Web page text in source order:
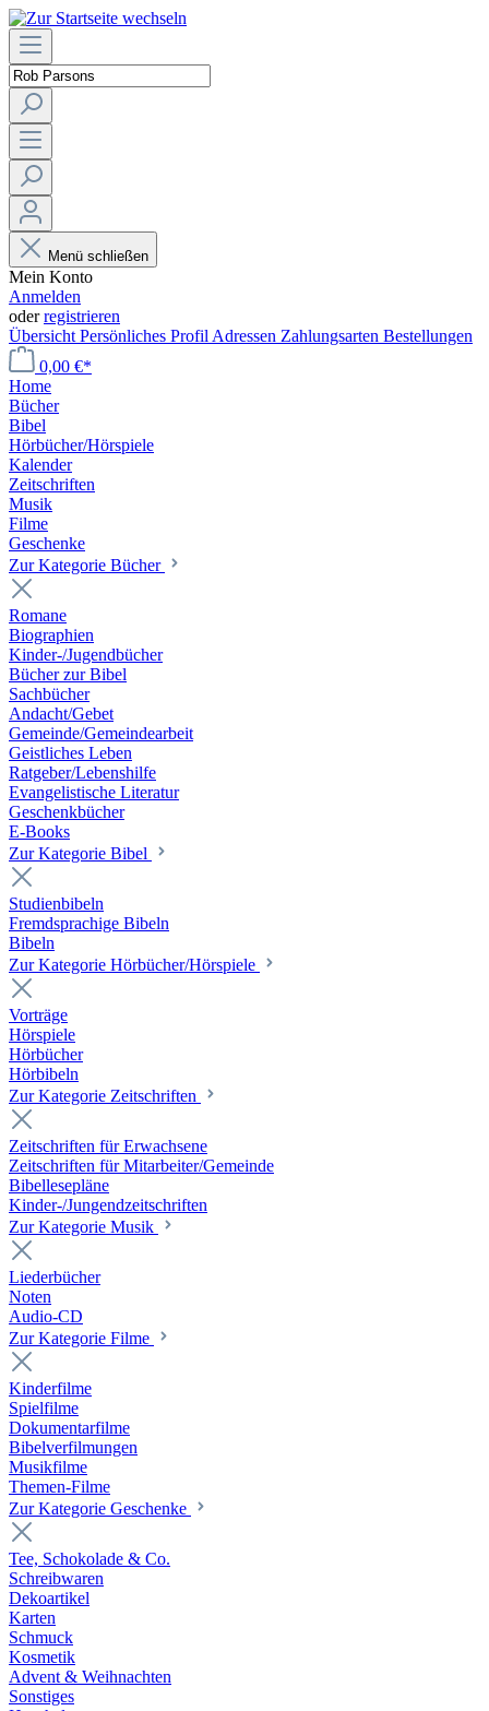
Menü schließen
Mein Konto
Anmelden
oderregistrieren
Übersicht Persönliches Profil Adressen Zahlungsarten Bestellungen
0,00 €*
Home
Bücher
Bibel
Hörbücher/Hörspiele
Kalender
Zeitschriften
Musik
Filme
Geschenke
Zur Kategorie Bücher
Romane
Biographien
Kinder-/Jugendbücher
Bücher zur Bibel
Sachbücher
Andacht/Gebet
Gemeinde/Gemeindearbeit
Geistliches Leben
Ratgeber/Lebenshilfe
Evangelistische Literatur
Geschenkbücher
E-Books
Zur Kategorie Bibel
Studienbibeln
Fremdsprachige Bibeln
Bibeln
Zur Kategorie Hörbücher/Hörspiele
Vorträge
Hörspiele
Hörbücher
Hörbibeln
Zur Kategorie Zeitschriften
Zeitschriften für Erwachsene
Zeitschriften für Mitarbeiter/Gemeinde
Bibellesepläne
Kinder-/Jungendzeitschriften
Zur Kategorie Musik
Liederbücher
Noten
Audio-CD
Zur Kategorie Filme
Kinderfilme
Spielfilme
Dokumentarfilme
Bibelverfilmungen
Musikfilme
Themen-Filme
Zur Kategorie Geschenke
Tee, Schokolade & Co.
Schreibwaren
Dekoartikel
Karten
Schmuck
Kosmetik
Advent & Weihnachten
Sonstiges